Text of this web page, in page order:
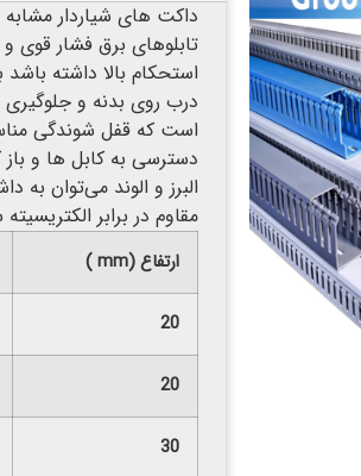
داکت های شیاردار
تابلو‌های برق فشار قوی
استحکام بالا داشته
درب روی بدنه و جلوگیری
است که قفل شوندگی
دسترسی به کابل ها و
البرز و الوند می‌توان
مقاوم در برابر
ارتفاع(
mm
)
20
20
30